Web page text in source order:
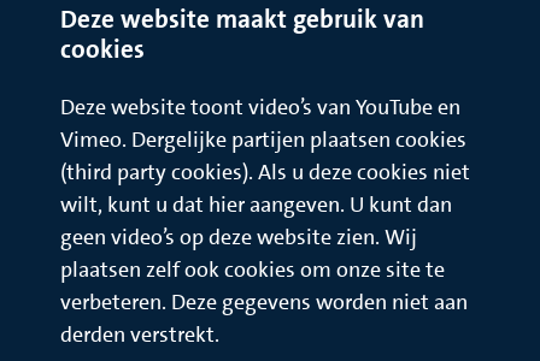
Deze website maakt gebruik van
cookies
Deze website toont video’s van YouTube en
Vimeo. Dergelijke partijen plaatsen cookies
(third party cookies). Als u deze cookies niet
wilt, kunt u dat hier aangeven. U kunt dan
geen video’s op deze website zien. Wij
plaatsen zelf ook cookies om onze site te
verbeteren. Deze gegevens worden niet aan
derden verstrekt.